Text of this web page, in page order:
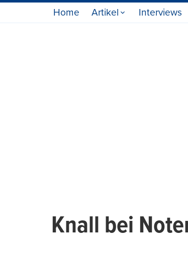
Home Artikel Interviews
Knall bei